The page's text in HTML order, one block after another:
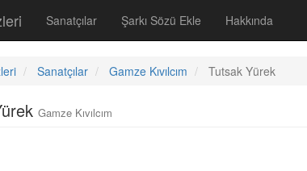
Sanatçılar Şarkı Sözü Ekle Hakkında
Sanatçılar Gamze Kıvılcım Tutsak Yürek
Gamze Kıvılcım